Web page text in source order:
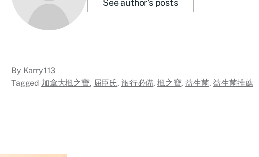
See author's posts
By Karry113
Tagged 加拿大楓之寶, 屈臣氏, 旅行必備, 楓之寶,益生菌,益生菌推薦